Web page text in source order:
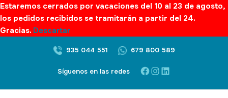
Estaremos cerrados por vacaciones del 10 al 23 de agosto,
los pedidos recibidos se tramitarán a partir del 24.
Gracias. Descartar
935 044 551 679 800 589
Síguenos en las redes Facebook
Instagram
LinkedIn